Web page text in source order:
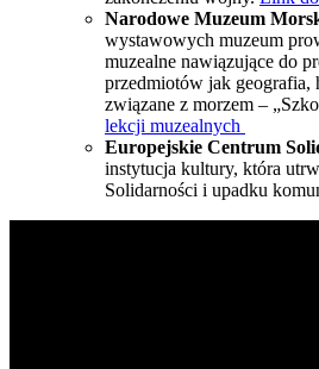
Narodowe Muzeum
wystawowych muzeum
muzealne nawiązujące do
przedmiotów jak geografia,
związane z morzem –
lekcji muzealnych
Europejskie Centrum
instytucja kultury, która
Solidarności i upadku